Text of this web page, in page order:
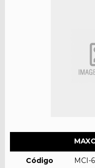
Código MCI-